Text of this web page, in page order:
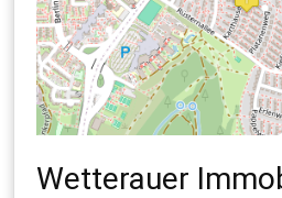
Wetterauer